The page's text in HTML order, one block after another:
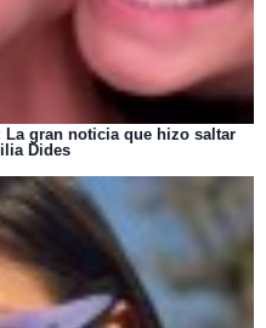
gran noticia que hizo saltar
Dides